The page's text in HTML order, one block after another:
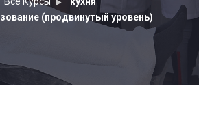
(продвинутый уровень)